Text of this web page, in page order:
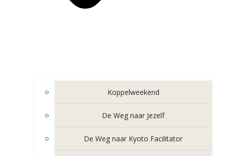
Koppelweekend
De Weg naar Jezelf
De Weg naar Kyoto Facilitator